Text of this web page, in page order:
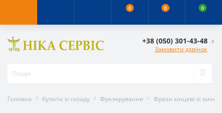
0 0 0
+38 (050) 301-43-48
Замовити дзвінок
Головна Купити зі складу Фрезерування Фрези кінцеві зі